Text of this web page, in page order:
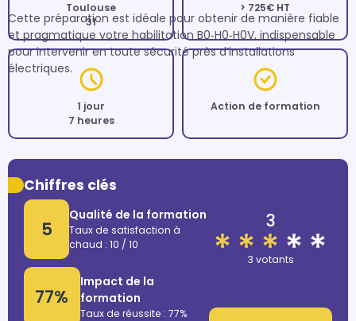
Cette préparation est idéale pour obtenir de manière fiable
et pragmatique votre habilitation B0‑H0‑H0V, indispensable
pour intervenir en toute sécurité près d’installations
électriques.
Toulouse
31
> 725€ HT
1 jour
7 heures
Action de formation
Chiffres clés
5
Qualité de la formation
Taux de satisfaction à
chaud : 10 / 10
77%
Impact de la
formation
Taux de réussite : 77%
3
3 votants